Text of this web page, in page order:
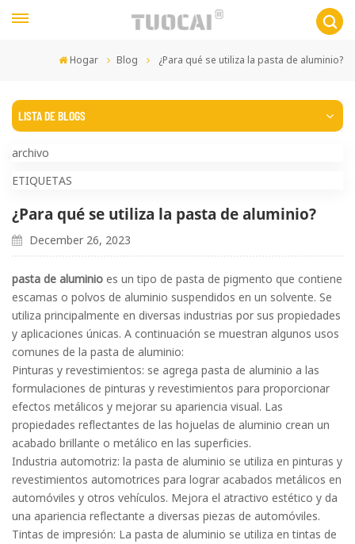
Hogar Blog ¿Para qué se utiliza la pasta de aluminio?
LISTA DE BLOGS
archivo
ETIQUETAS
¿Para qué se utiliza la pasta de aluminio?
December 26, 2023
pasta de aluminio es un tipo de pasta de pigmento que contiene
escamas o polvos de aluminio suspendidos en un solvente. Se
utiliza principalmente en diversas industrias por sus propiedades
y aplicaciones únicas. A continuación se muestran algunos usos
comunes de la pasta de aluminio:
Pinturas y revestimientos: se agrega pasta de aluminio a las
formulaciones de pinturas y revestimientos para proporcionar
efectos metálicos y mejorar su apariencia visual. Las
propiedades reflectantes de las hojuelas de aluminio crean un
acabado brillante o metálico en las superficies.
Industria automotriz: la pasta de aluminio se utiliza en pinturas y
revestimientos automotrices para lograr acabados metálicos en
automóviles y otros vehículos. Mejora el atractivo estético y da
una apariencia reflectante a diversas piezas de automóviles.
Tintas de impresión: La pasta de aluminio se utiliza en tintas de